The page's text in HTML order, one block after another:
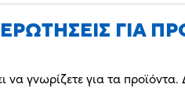
ΓΙΑ
γνωρίζετε για τα προϊόντα.